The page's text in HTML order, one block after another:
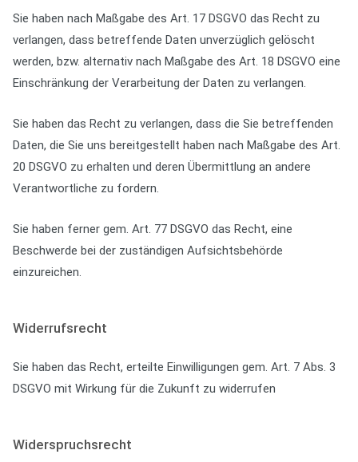
Sie haben nach Maßgabe des Art. 17 DSGVO das Recht zu
verlangen, dass betreffende Daten unverzüglich gelöscht
werden, bzw. alternativ nach Maßgabe des Art. 18 DSGVO eine
Einschränkung der Verarbeitung der Daten zu verlangen.
Sie haben das Recht zu verlangen, dass die Sie betreffenden
Daten, die Sie uns bereitgestellt haben nach Maßgabe des Art.
20 DSGVO zu erhalten und deren Übermittlung an andere
Verantwortliche zu fordern.
Sie haben ferner gem. Art. 77 DSGVO das Recht, eine
Beschwerde bei der zuständigen Aufsichtsbehörde
einzureichen.
Widerrufsrecht
Sie haben das Recht, erteilte Einwilligungen gem. Art. 7 Abs. 3
DSGVO mit Wirkung für die Zukunft zu widerrufen
Widerspruchsrecht